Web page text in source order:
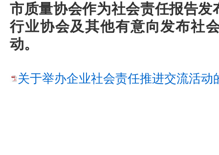
市质量协会作为社会责任报告
行业协会及其他有意向发布社
动。
关于举办企业社会责任推进交流活动